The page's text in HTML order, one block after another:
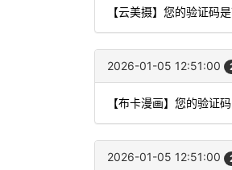
【云美摄】您的验证码
2026-01-05 12:51:00
【布卡漫画】您的验证
2026-01-05 12:51:00